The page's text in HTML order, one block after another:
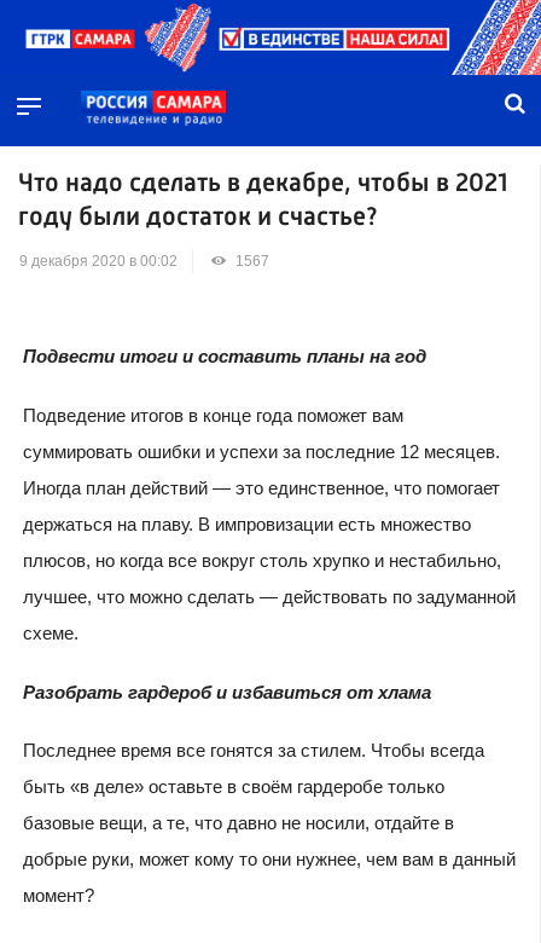
Что надо сделать в декабре, чтобы в 2021
году были достаток и счастье?
9 декабря 2020 в 00:02 1567
Подвести итоги и составить планы на год
Подведение итогов в конце года поможет вам
суммировать ошибки и успехи за последние 12 месяцев.
Иногда план действий — это единственное, что помогает
держаться на плаву. В импровизации есть множество
плюсов, но когда все вокруг столь хрупко и нестабильно,
лучшее, что можно сделать — действовать по задуманной
схеме.
Разобрать гардероб и избавиться от хлама
Последнее время все гонятся за стилем. Чтобы всегда
быть «в деле» оставьте в своём гардеробе только
базовые вещи, а те, что давно не носили, отдайте в
добрые руки, может кому то они нужнее, чем вам в данный
момент?